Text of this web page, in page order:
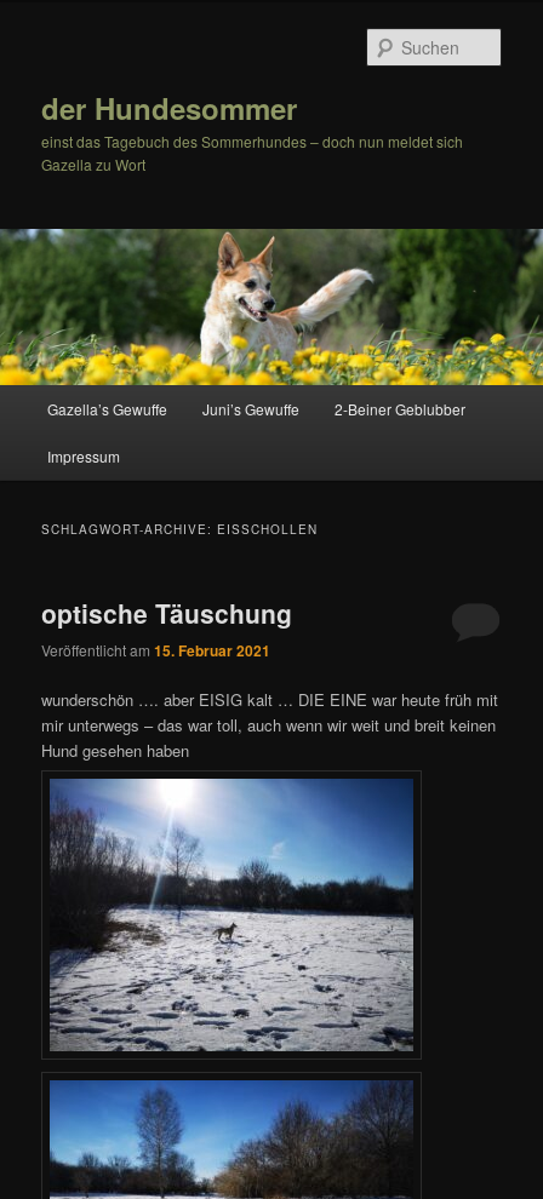
der Hundesommer
einst das Tagebuch des Sommerhundes – doch nun meldet sich
Gazella zu Wort
Gazella’s Gewuffe Juni’s Gewuffe 2-Beiner Geblubber
Impressum
SCHLAGWORT-ARCHIVE: EISSCHOLLEN
optische Täuschung
Veröffentlicht am15. Februar 2021
wunderschön …. aber EISIG kalt … DIE EINE war heute früh mit
mir unterwegs – das war toll, auch wenn wir weit und breit keinen
Hund gesehen haben